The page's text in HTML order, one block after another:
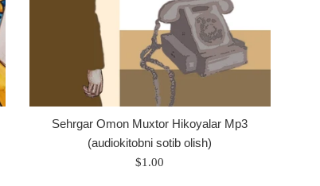
Sehrgar Omon Muxtor Hikoyalar Mp3
(audiokitobni sotib olish)
Regular
$1.00